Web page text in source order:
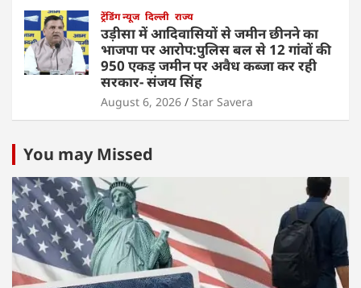
ट्रेंडिंग न्यूज दिल्ली राज्य
उड़ीसा में आदिवासियों से जमीन छीनने का
भाजपा पर आरोप:पुलिस बल से 12 गांवों की
950 एकड़ जमीन पर अवैध कब्जा कर रही
सरकार- संजय सिंह
August 6, 2026 Star Savera
You may Missed